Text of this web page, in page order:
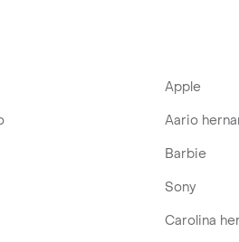
Apple
Aario
Barbie
Sony
Carolina